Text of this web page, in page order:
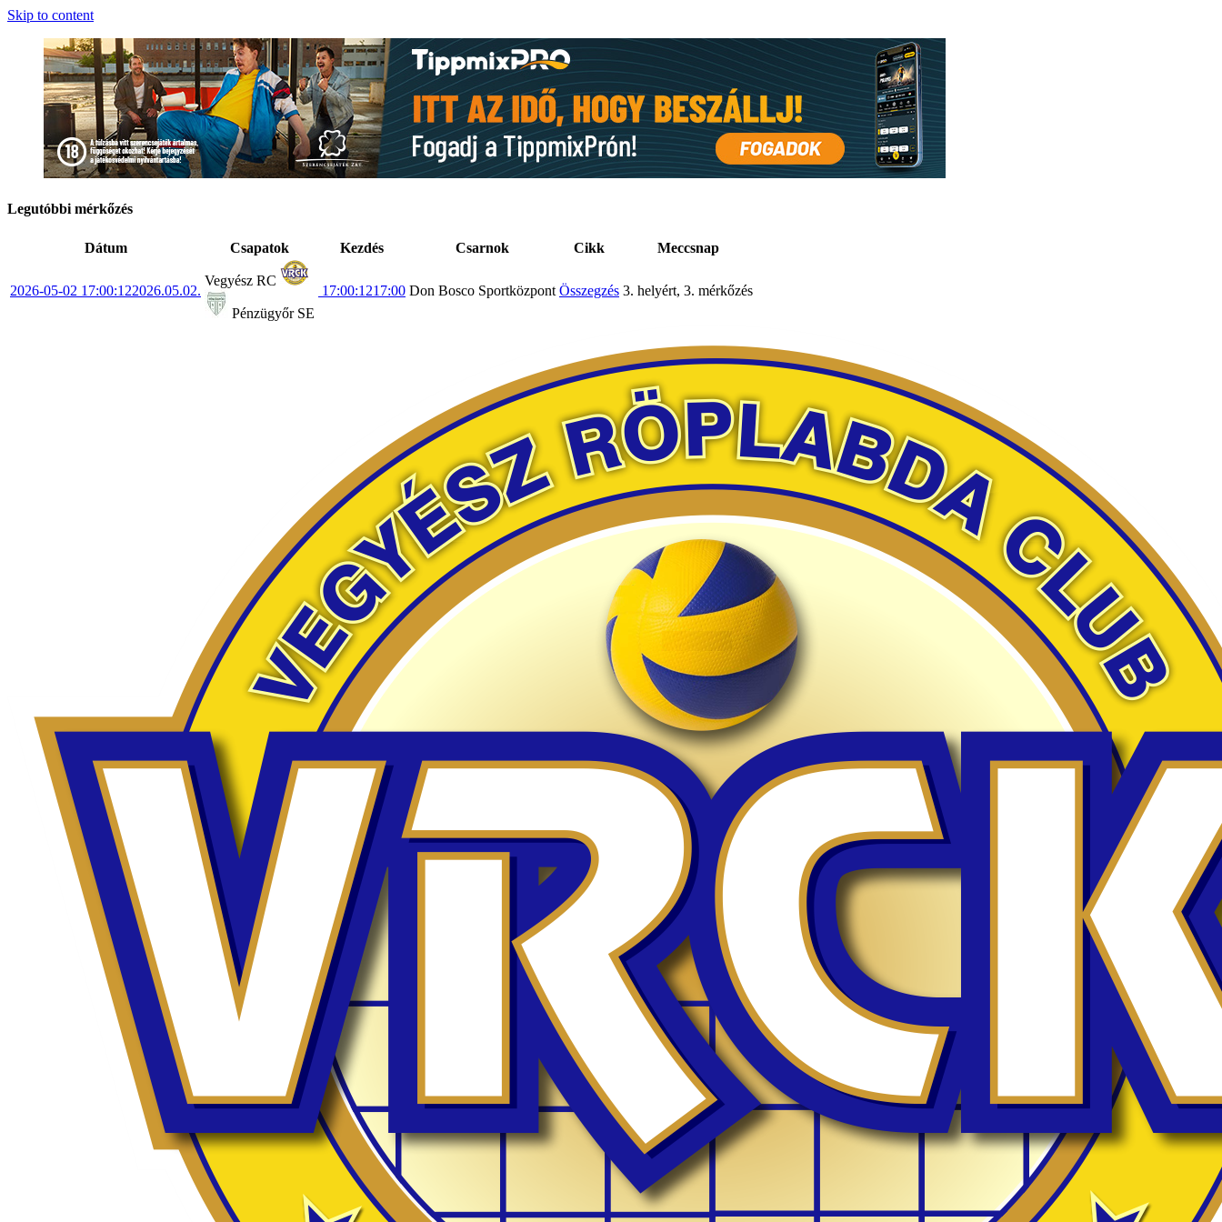
Skip to content
Legutóbbi mérkőzés
Dátum Csapatok Kezdés Csarnok Cikk Meccsnap
2026-05-02 17:00:122026.05.02.
Vegyész RC
Pénzügyőr SE
17:00:1217:00 Don Bosco Sportközpont Összegzés 3. helyért, 3. mérkőzés